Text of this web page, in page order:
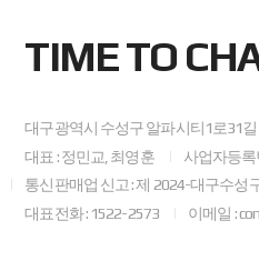
TIME TO
대구광역시 수성구 알파시티1로31
대표 : 정민교, 최영훈
사업자등
통신판매업 신고 : 제 2024-대구수성
대표전화 : 1522-2573
이메일 :